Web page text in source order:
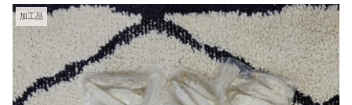
加工品